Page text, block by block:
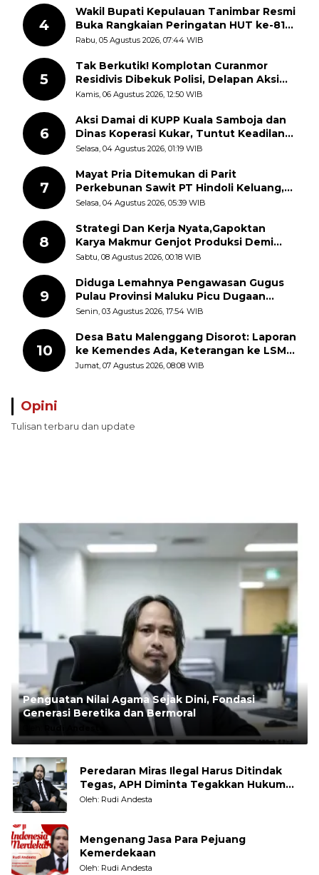
4
Wakil Bupati Kepulauan Tanimbar Resmi
Buka Rangkaian Peringatan HUT ke-81
Kemerdekaan RI, ASN Diajak Perkuat
Rabu, 05 Agustus 2026, 07:44 WIB
5
Tak Berkutik! Komplotan Curanmor
Residivis Dibekuk Polisi, Delapan Aksi
Curanmor Di Candipuro Terungkap
Kamis, 06 Agustus 2026, 12:50 WIB
6
Aksi Damai di KUPP Kuala Samboja dan
Dinas Koperasi Kukar, Tuntut Keadilan
dan Kesempatan Kerja yang Adil
Selasa, 04 Agustus 2026, 01:19 WIB
7
Mayat Pria Ditemukan di Parit
Perkebunan Sawit PT Hindoli Keluang,
Polisi Selidiki Penyebab Kematian
Selasa, 04 Agustus 2026, 05:39 WIB
8
Strategi Dan Kerja Nyata,Gapoktan
Karya Makmur Genjot Produksi Demi
Swasembada Pangan
Sabtu, 08 Agustus 2026, 00:18 WIB
9
Diduga Lemahnya Pengawasan Gugus
Pulau Provinsi Maluku Picu Dugaan
Pungli terhadap Nelayan Bale-Bale di
Senin, 03 Agustus 2026, 17:54 WIB
10
Desa Batu Malenggang Disorot: Laporan
ke Kemendes Ada, Keterangan ke LSM
GMAS Berbeda
Jumat, 07 Agustus 2026, 08:08 WIB
Opini
Tulisan terbaru dan update
Penguatan Nilai Agama Sejak Dini, Fondasi
Generasi Beretika dan Bermoral
Rudi Andesta
Peredaran Miras Ilegal Harus Ditindak
Tegas, APH Diminta Tegakkan Hukum
Tanpa Pandang Bulu
Oleh: Rudi Andesta
Mengenang Jasa Para Pejuang
Kemerdekaan
Oleh: Rudi Andesta